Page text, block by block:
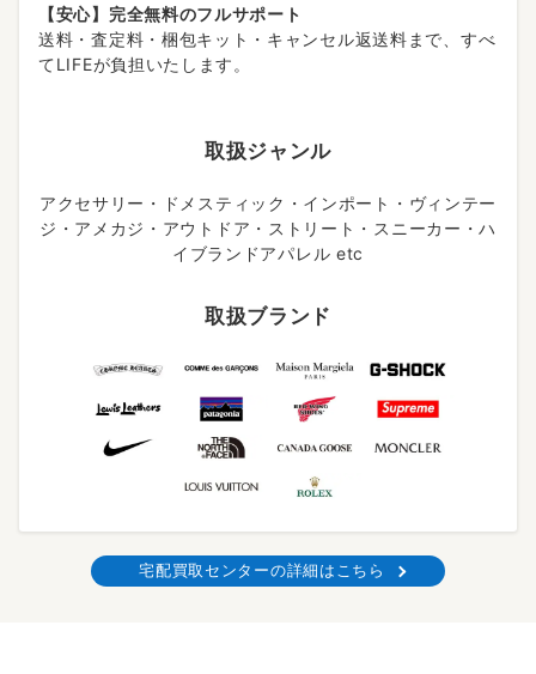
【安心】完全無料のフルサポート
送料・査定料・梱包キット・キャンセル返送料まで、すべ
てLIFEが負担いたします。
取扱ジャンル
アクセサリー・ドメスティック・インポート・ヴィンテー
ジ・アメカジ・アウトドア・ストリート・スニーカー・ハ
イブランドアパレル etc
取扱ブランド
宅配買取センターの詳細はこちら